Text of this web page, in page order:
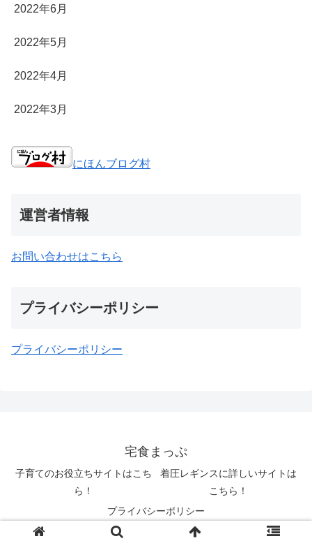
2022年6月
2022年5月
2022年4月
2022年3月
にほんブログ村
運営者情報
お問い合わせはこちら
プライバシーポリシー
プライバシーポリシー
宅食まっぷ
子育てのお役立ちサイトはこち
ら！
着圧レギンスに詳しいサイトは
こちら！
プライバシーポリシー
© 2022 宅食まっぷ.